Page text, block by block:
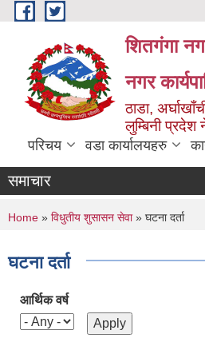
Skip to main content
शितगंगा
नगर
ठाडा,
लुम्बिनी प्रदेश
परिचय वडा कार्यालयहरु
समाचार
You are here
Home » विधुतीय शुसासन सेवा» घटना दर्ता
घटना दर्ता
आर्थिक वर्ष